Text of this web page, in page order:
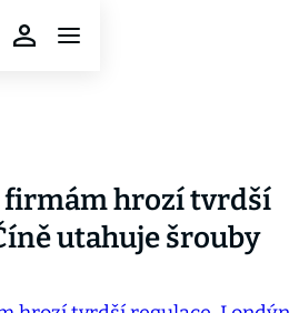
hrozí tvrdší
utahuje šrouby